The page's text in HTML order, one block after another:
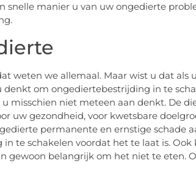
snelle manier u van uw ongedierte
weten we allemaal. Maar wist u dat
denkt om ongediertebestrijding in te
misschien niet meteen aan denkt. De
uw gezondheid, voor kwetsbare
permanente en ernstige schade
te schakelen voordat het te laat is.
gewoon belangrijk om het niet te eten.